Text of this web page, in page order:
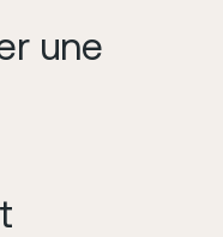
une